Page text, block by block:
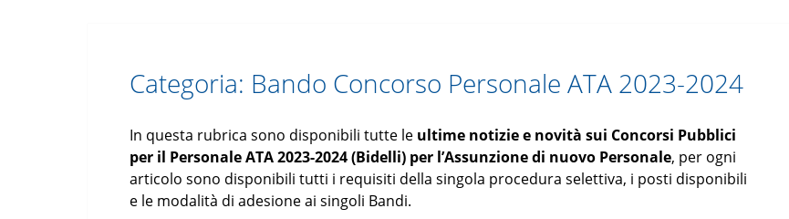
Categoria: Bando Concorso Personale ATA 2023-2024
In questa rubrica sono disponibili tutte le ultime notizie e novità sui Concorsi Pubblici
per il Personale ATA 2023-2024 (Bidelli) per l’Assunzione di nuovo Personale, per ogni
articolo sono disponibili tutti i requisiti della singola procedura selettiva, i posti disponibili
e le modalità di adesione ai singoli Bandi.